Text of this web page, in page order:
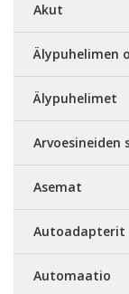
Akut
Älypuhelimen
Älypuhelimet
Arvoesineiden
Asemat
Autoadapterit
Automaatio